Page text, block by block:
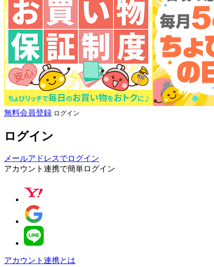
無料会員登録 ログイン
ログイン
メールアドレスでログイン
アカウント連携で簡単ログイン
アカウント連携とは